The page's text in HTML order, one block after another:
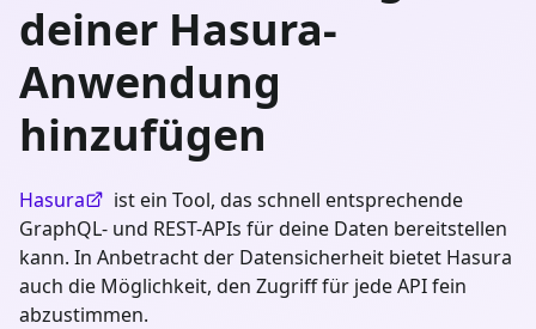
deiner Hasura-
Anwendung
hinzufügen
Hasura
ist ein Tool, das schnell entsprechende
GraphQL- und REST-APIs für deine Daten bereitstellen
kann. In Anbetracht der Datensicherheit bietet Hasura
auch die Möglichkeit, den Zugriff für jede API fein
abzustimmen.